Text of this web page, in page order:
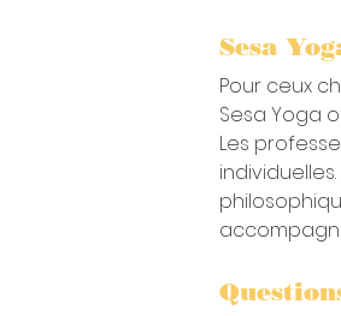
Sesa
Pour ceux
Sesa Yoga
Les